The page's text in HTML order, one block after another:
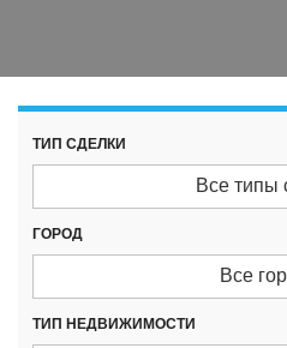
ТИП СДЕЛКИ
Все типы
ГОРОД
Все
ТИП НЕДВИЖИМОСТИ